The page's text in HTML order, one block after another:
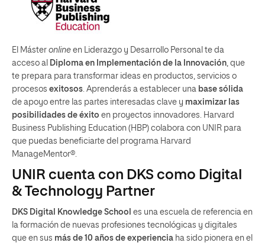
El Máster online en Liderazgo y Desarrollo Personal te da
acceso al Diploma en Implementación de la Innovación, que
te prepara para transformar ideas en productos, servicios o
procesos exitosos. Aprenderás a establecer una base sólida
de apoyo entre las partes interesadas clave y maximizar las
posibilidades de éxito en proyectos innovadores. Harvard
Business Publishing Education (HBP) colabora con UNIR para
que puedas beneficiarte del programa Harvard
ManageMentor®.
UNIR cuenta con DKS como Digital
& Technology Partner
DKS Digital Knowledge School es una escuela de referencia en
la formación de nuevas profesiones tecnológicas y digitales
que en sus más de 10 años de experiencia ha sido pionera en el